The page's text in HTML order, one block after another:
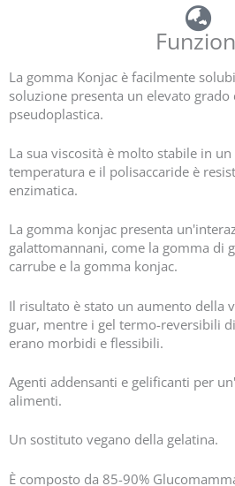
La gomma Konjac è facilmente
soluzione presenta un elevato
pseudoplastica.
La sua viscosità è molto stabile in
temperatura e il polisaccaride è
enzimatica.
La gomma konjac presenta
galattomannani, come la gomma di
carrube e la gomma konjac.
Il risultato è stato un aumento della
guar, mentre i gel termo-reversibili
erano morbidi e flessibili.
Agenti addensanti e gelificanti per
alimenti.
Un sostituto vegano della gelatina.
È composto da 85-90%